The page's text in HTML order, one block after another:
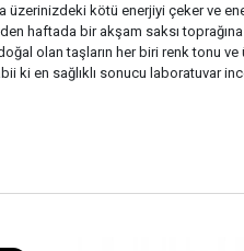
kötü enerjiyi çeker ve
haftada bir akşam saksı
olan taşların her biri renk tonu
ki en sağlıklı sonucu laboratuvar